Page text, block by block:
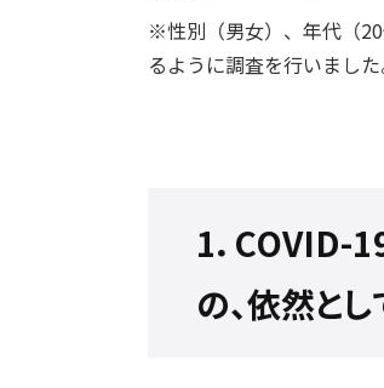
※性別（男女）、年代（
るように調査を行いました
1．COVID-
の、依然と